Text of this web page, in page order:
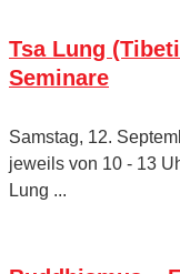
Tsa Lung
Seminare
Samstag, 12.
jeweils von 10 - 13
Lung ...